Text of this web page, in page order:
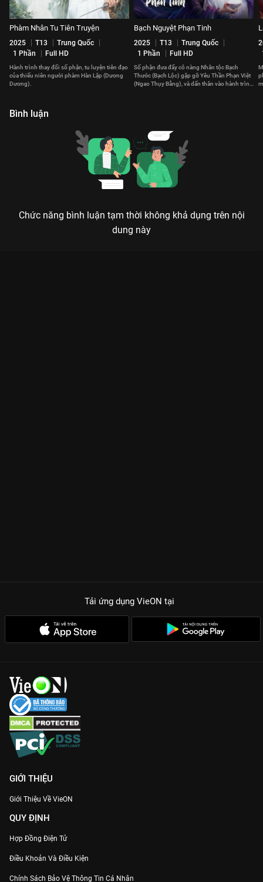
Phàm Nhân Tu Tiên Truyện
2025 T13
Trung Quốc
1 Phần
Full HD
Hành trình thay đổi số phận, tu luyện tiên đạo
của thiếu niên người phàm Hàn Lập (Dương
Dương).
Bạch Nguyệt Phạn Tinh
2025 T13
Trung Quốc
1 Phần
Full HD
Số phận đưa đẩy cô nàng Nhân tộc Bạch
Thước (Bạch Lộc) gặp gỡ Yêu Thần Phạn Việt
(Ngao Thụy Bằng), và dấn thân vào hành trình
Bình luận
Chức năng bình luận tạm thời không khả dụng trên nội
dung này
Tải ứng dụng VieON tại
GIỚI THIỆU
Giới Thiệu Về VieON
QUY ĐỊNH
Hợp Đồng Điện Tử
Điều Khoản Và Điều Kiện
Chính Sách Bảo Vệ Thông Tin Cá Nhân